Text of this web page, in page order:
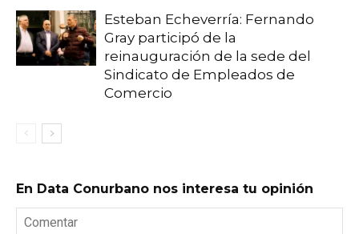
Esteban Echeverría: Fernando
Gray participó de la
reinauguración de la sede del
Sindicato de Empleados de
Comercio
En Data Conurbano nos interesa tu opinión